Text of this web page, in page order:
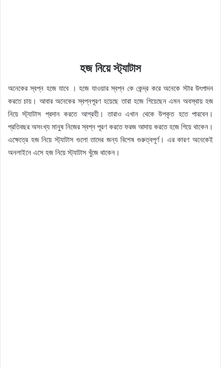
হজ নিয়ে স্ট্যাটাস
অনেকের স্বপ্ন হজে যাবে । হজে যাওয়ার স্বপ্ন কে কেন্দ্র করে অনেকে স্টার উৎপাদন
করতে চায়। আবার অনেকের স্বপ্নপূরণ হয়েছে তারা হজে গিয়েছেন এমন অবস্থায় হজ
নিয়ে স্ট্যাটাস প্রদান করতে আগ্রহী। তারাও এখান থেকে উপকৃত হতে পারবেন।
প্রতিবছর অসংখ্য মানুষ নিজের স্বপ্ন পূরণ করতে ফরজ আদায় করতে হজে গিয়ে থাকেন।
এক্ষেত্রে হজ নিয়ে স্ট্যাটাস গুলো তাদের জন্য বিশেষ গুরুত্বপূর্ণ। এর কারণ অনেকেই
অনলাইনে এসে হজ নিয়ে স্ট্যাটাস খুঁজে থাকেন।